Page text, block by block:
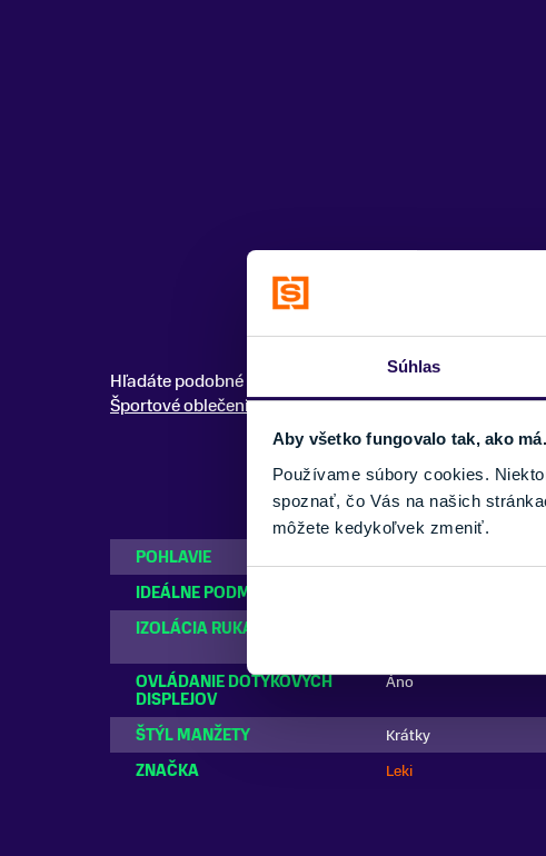
Súhlas
Aby všetko fungovalo tak, ako
Používame súbory cookies.
spoznať, čo Vás na našich
môžete kedykoľvek zmeniť.
Hľadáte podobné modely? Pozrite si celú kategóriu
Športové oblečenie
POHLAVIE
IDEÁLNE PODMIENKY
IZOLÁCIA RUKAVÍC
OVLÁDANIE DOTYKOVÝCH
DISPLEJOV
Áno
ŠTÝL MANŽETY Krátky
ZNAČKA
Leki